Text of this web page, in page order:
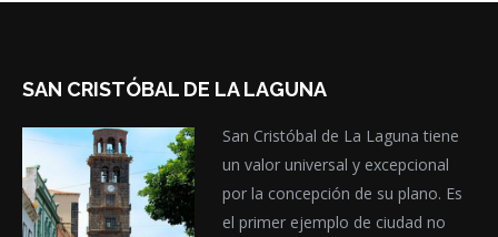
SAN CRISTÓBAL DE LA LAGUNA
San Cristóbal de La Laguna tiene
un valor universal y excepcional
por la concepción de su plano. Es
el primer ejemplo de ciudad no